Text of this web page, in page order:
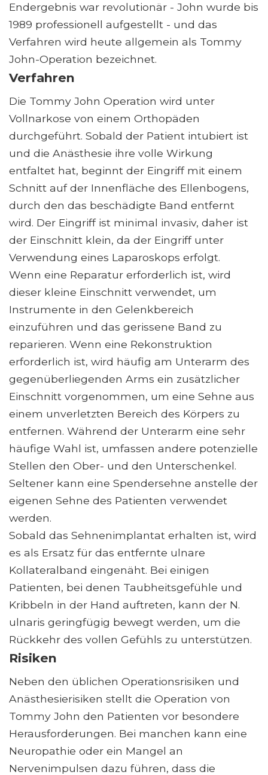
Endergebnis war revolutionär - John wurde bis
1989 professionell aufgestellt - und das
Verfahren wird heute allgemein als Tommy
John-Operation bezeichnet.
Verfahren
Die Tommy John Operation wird unter
Vollnarkose von einem Orthopäden
durchgeführt. Sobald der Patient intubiert ist
und die Anästhesie ihre volle Wirkung
entfaltet hat, beginnt der Eingriff mit einem
Schnitt auf der Innenfläche des Ellenbogens,
durch den das beschädigte Band entfernt
wird. Der Eingriff ist minimal invasiv, daher ist
der Einschnitt klein, da der Eingriff unter
Verwendung eines Laparoskops erfolgt.
Wenn eine Reparatur erforderlich ist, wird
dieser kleine Einschnitt verwendet, um
Instrumente in den Gelenkbereich
einzuführen und das gerissene Band zu
reparieren. Wenn eine Rekonstruktion
erforderlich ist, wird häufig am Unterarm des
gegenüberliegenden Arms ein zusätzlicher
Einschnitt vorgenommen, um eine Sehne aus
einem unverletzten Bereich des Körpers zu
entfernen. Während der Unterarm eine sehr
häufige Wahl ist, umfassen andere potenzielle
Stellen den Ober- und den Unterschenkel.
Seltener kann eine Spendersehne anstelle der
eigenen Sehne des Patienten verwendet
werden.
Sobald das Sehnenimplantat erhalten ist, wird
es als Ersatz für das entfernte ulnare
Kollateralband eingenäht. Bei einigen
Patienten, bei denen Taubheitsgefühle und
Kribbeln in der Hand auftreten, kann der N.
ulnaris geringfügig bewegt werden, um die
Rückkehr des vollen Gefühls zu unterstützen.
Risiken
Neben den üblichen Operationsrisiken und
Anästhesierisiken stellt die Operation von
Tommy John den Patienten vor besondere
Herausforderungen. Bei manchen kann eine
Neuropathie oder ein Mangel an
Nervenimpulsen dazu führen, dass die